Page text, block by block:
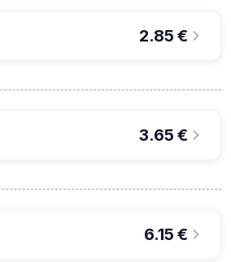
2.85 €
3.65 €
6.15 €